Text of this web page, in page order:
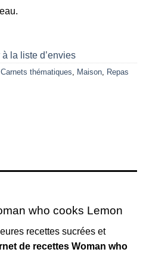
la liste d’envies
Carnets thématiques, Maison, Repas
who cooks Lemon
recettes sucrées et
de recettes Woman who